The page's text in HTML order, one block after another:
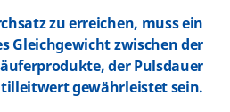
zu erreichen, muss ein
Gleichgewicht zwischen der
der Pulsdauer
gewährleistet sein.